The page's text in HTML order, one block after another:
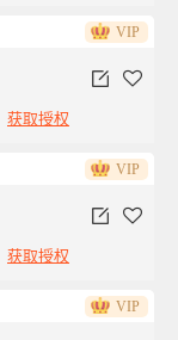
VIP
获取授权
VIP
获取授权
VIP